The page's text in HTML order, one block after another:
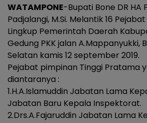
WATAMPONE-Bupati Bone DR HA
Padjalangi, M.Si. Melantik 16
Lingkup Pemerintah Daerah
Gedung PKK jalan A.Mappanyukki,
Selatan kamis 12 september 2019.
Pejabat pimpinan Tinggi Pratama
diantaranya :
1.H.A.Islamuddin Jabatan Lama
Jabatan Baru Kepala Inspektorat.
2.Drs.A.Fajaruddin Jabatan Lama